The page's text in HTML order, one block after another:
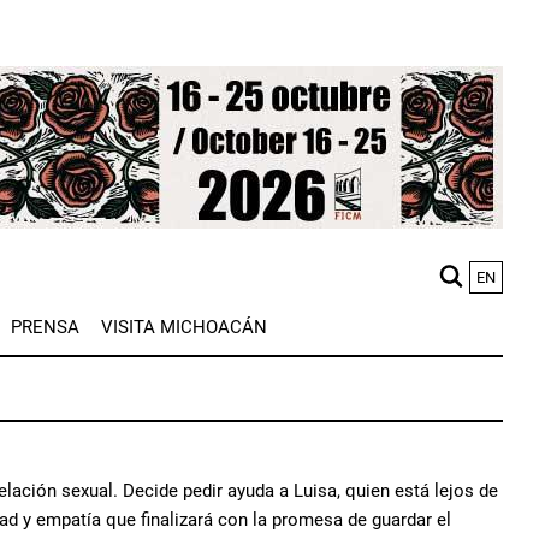
EN
PRENSA VISITA MICHOACÁN
sexual. Decide pedir ayuda a Luisa, quien está lejos de
y empatía que finalizará con la promesa de guardar el